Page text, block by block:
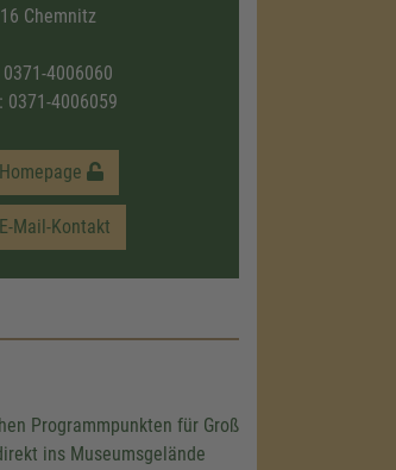
Chemnitz
0371-4006060
0371-4006059
Mail-Kontakt
Programmpunkten für Groß
ins Museumsgelände